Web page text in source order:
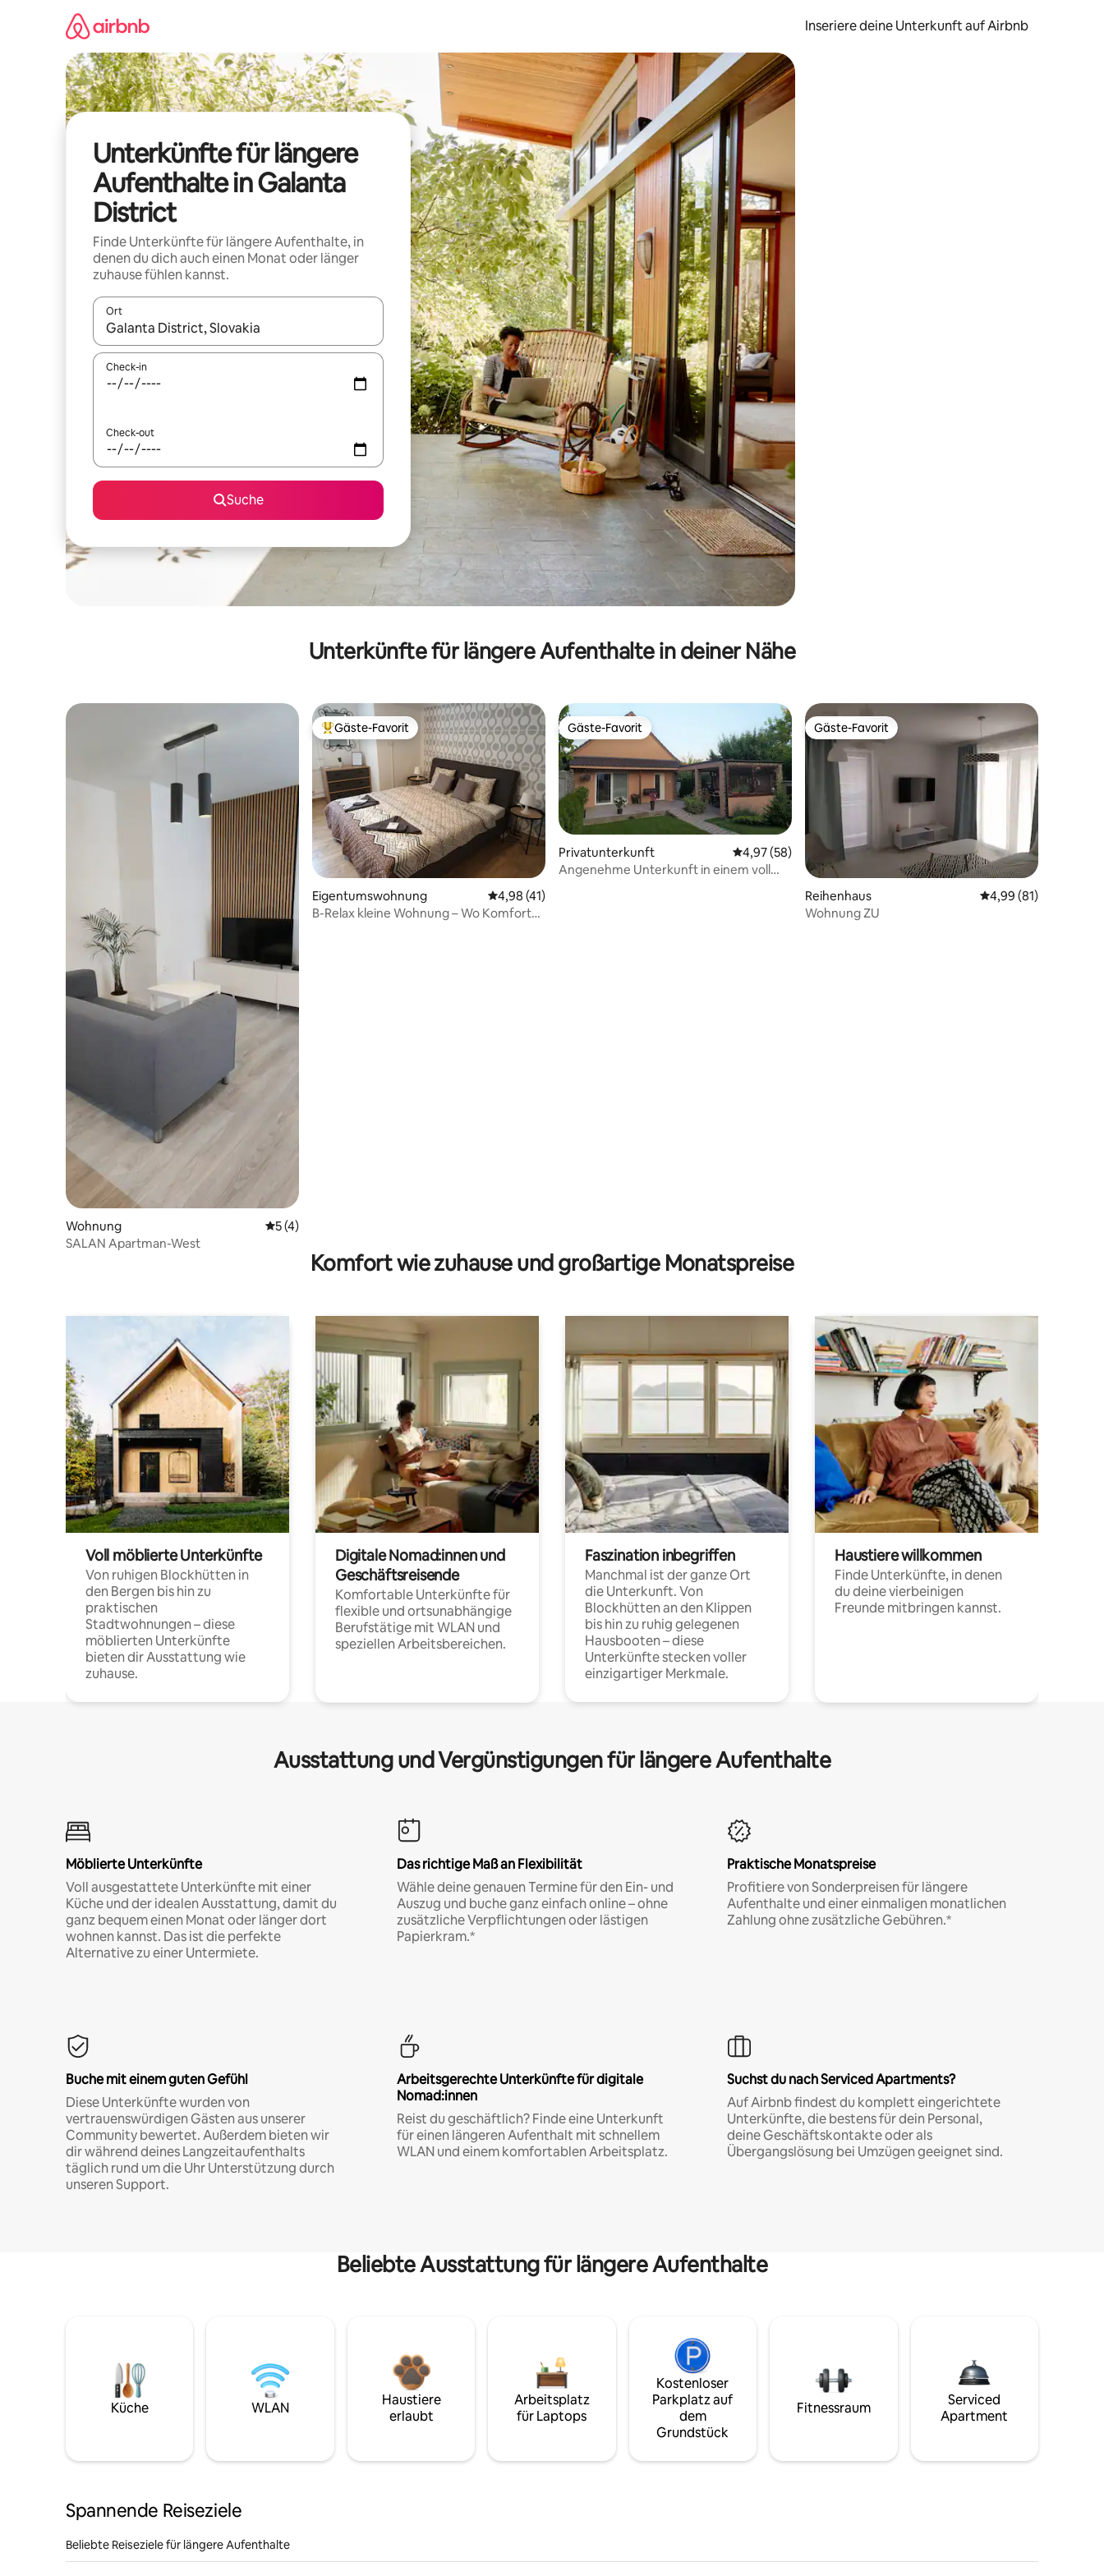
Inseriere deine Unterkunft auf Airbnb
Unterkünfte für längere
Aufenthalte in Galanta
District
Finde Unterkünfte für längere Aufenthalte, in
denen du dich auch einen Monat oder länger
zuhause fühlen kannst.
Ort
Wenn Ergebnisse verfügbar sind, navigiere mit den Pfeiltasten nach oben und unten oder erkunde die Ergebnisse durch Berühren oder Wischgesten.
Check-in
Check-out
Suche
Unterkünfte für längere Aufenthalte in deiner Nähe
Wohnung Durchschnittliche Bewertung: 5 von 5, 4 Bewertungen
5 (4)
SALAN Apartman-West
Beliebter Gäste-Favorit.
Gäste-Favorit
Eigentumswohnung Durchschnittliche Bewertung: 4,98 von 5, 41 Bewertungen
4,98 (41)
B-Relax kleine Wohnung – Wo Komfort
Gäste-Favorit
Gäste-Favorit
Privatunterkunft Durchschnittliche Bewertung: 4,97 von 5, 58 Bewertungen
4,97 (58)
Angenehme Unterkunft in einem voll
Gäste-Favorit
Gäste-Favorit
Reihenhaus Durchschnittliche
4,99 (81)
Wohnung ZU
Komfort wie zuhause und großartige Monatspreise
Voll möblierte Unterkünfte
Von ruhigen Blockhütten in
den Bergen bis hin zu
praktischen
Stadtwohnungen – diese
möblierten Unterkünfte
bieten dir Ausstattung wie
zuhause.
Digitale Nomad:innen und
Geschäftsreisende
Komfortable Unterkünfte für
flexible und ortsunabhängige
Berufstätige mit WLAN und
speziellen Arbeitsbereichen.
Faszination inbegriffen
Manchmal ist der ganze Ort
die Unterkunft. Von
Blockhütten an den Klippen
bis hin zu ruhig gelegenen
Hausbooten – diese
Unterkünfte stecken voller
einzigartiger Merkmale.
Haustiere willkommen
Finde Unterkünfte, in denen
du deine vierbeinigen
Freunde mitbringen kannst.
Ausstattung und Vergünstigungen für längere Aufenthalte
Möblierte Unterkünfte
Voll ausgestattete Unterkünfte mit einer
Küche und der idealen Ausstattung, damit du
ganz bequem einen Monat oder länger dort
wohnen kannst. Das ist die perfekte
Alternative zu einer Untermiete.
Das richtige Maß an Flexibilität
Wähle deine genauen Termine für den Ein- und
Auszug und buche ganz einfach online – ohne
zusätzliche Verpflichtungen oder lästigen
Papierkram.*
Praktische Monatspreise
Profitiere von Sonderpreisen für längere
Aufenthalte und einer einmaligen monatlichen
Zahlung ohne zusätzliche Gebühren.*
Buche mit einem guten Gefühl
Diese Unterkünfte wurden von
vertrauenswürdigen Gästen aus unserer
Community bewertet. Außerdem bieten wir
dir während deines Langzeitaufenthalts
täglich rund um die Uhr Unterstützung durch
unseren Support.
Arbeitsgerechte Unterkünfte für digitale
Nomad:innen
Reist du geschäftlich? Finde eine Unterkunft
für einen längeren Aufenthalt mit schnellem
WLAN und einem komfortablen Arbeitsplatz.
Suchst du nach Serviced Apartments?
Auf Airbnb findest du komplett eingerichtete
Unterkünfte, die bestens für dein Personal,
deine Geschäftskontakte oder als
Übergangslösung bei Umzügen geeignet sind.
Beliebte Ausstattung für längere Aufenthalte
Küche WLAN
Haustiere
erlaubt
Arbeitsplatz
für Laptops
Kostenloser
Parkplatz auf
dem
Grundstück
Fitnessraum
Serviced
Apartment
Spannende Reiseziele
Beliebte Reiseziele für längere Aufenthalte